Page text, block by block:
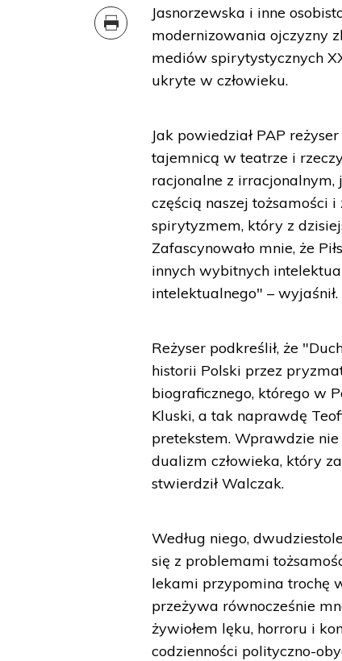
Jasnorzewska i inne
modernizowania ojczyzny
mediów spirytystycznych
ukryte w człowieku.
Jak powiedział PAP
tajemnicą w teatrze i
racjonalne z
częścią naszej tożsamości
spirytyzmem, który z
Zafascynowało mnie, że
innych wybitnych
intelektualnego" – wyjaśnił.
Reżyser podkreślił, że
historii Polski przez
biograficznego, którego w
Kluski, a tak naprawdę
pretekstem. Wprawdzie
dualizm człowieka, który
stwierdził Walczak.
Według niego,
się z problemami
lekami przypomina trochę
przeżywa równocześnie
żywiołem lęku, horroru i
codzienności polityczno-